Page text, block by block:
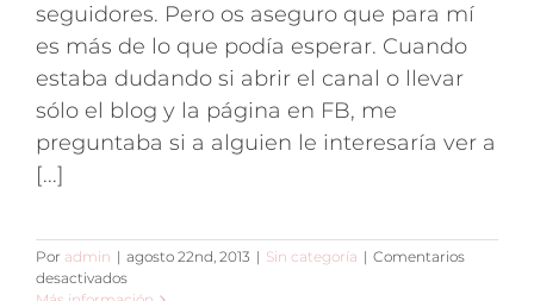
seguidores. Pero os aseguro que para mí
es más de lo que podía esperar. Cuando
estaba dudando si abrir el canal o llevar
sólo el blog y la página en FB, me
preguntaba si a alguien le interesaría ver a
[...]
Por admin | agosto 22nd, 2013 | Sin categoría | Comentarios
desactivadosen